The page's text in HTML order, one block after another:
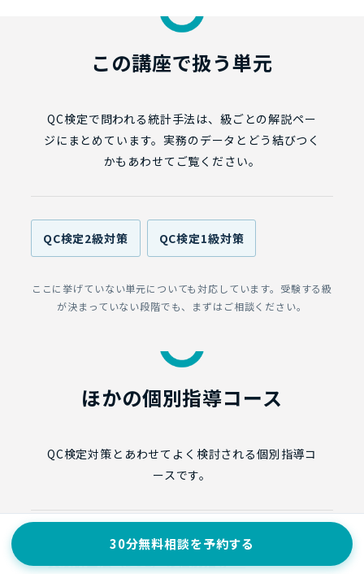
この講座で扱う単元
QC検定で問われる統計手法は、級ごとの解説ペー
ジにまとめています。実務のデータとどう結びつく
かもあわせてご覧ください。
QC検定2級対策 QC検定1級対策
ここに挙げていない単元についても対応しています。受験する級
が決まっていない段階でも、まずはご相談ください。
ほかの個別指導コース
QC検定対策とあわせてよく検討される個別指導コ
ースです。
30分無料相談を予約する